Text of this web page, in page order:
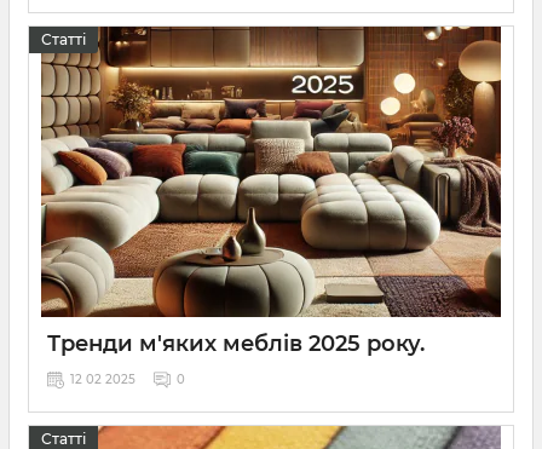
Психологія синього кольору в інтер'єрі.
Статті
Тренди м'яких меблів 2025 року.
12 02 2025 0
Тренди м'яких меблів 2025 року.
Статті